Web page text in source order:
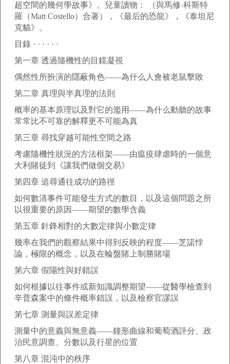
超空間的幾何學故事》。兒童讀物： （與馬修·科斯特
羅（Matt Costello）合著），《最后的恐龍》，《泰坦尼
克貓》。
目錄 · · · · · ·
第一章 透過隨機性的目鏡凝視
偶然性所扮演的隱蔽角色——為什么人會被老鼠擊敗
第二章 真理與半真理的法則
概率的基本原理以及對它的濫用——為什么動聽的故事
常常比不可靠的解釋更不可能為真
第三章 尋找穿越可能性空間之路
考慮隨機性狀況的方法框架——由瘟疫肆虐時的一個意
大利賭徒到《讓我們做個交易》
第四章 追尋通往成功的路徑
如何數清事件可能發生方式的數目，以及這個問題之所
以很重要的原因——期望的數學含義
第五章 針鋒相對的大數定律與小數定律
幾率在我們的觀察結果中得到反映的程度——芝諾悖
論，極限的概念，以及在輪盤賭上制勝賭場
第六章 假陽性與好錯誤
如何根據以往事件或新知識調整期望——從醫學檢查到
辛普森案中的條件概率錯誤，以及檢察官謬誤
第七章 測量與誤差定律
測量中的意義與無意義——鐘形曲線和葡萄酒評分、政
治民意調查、分數以及行星的位置
第八章 混沌中的秩序